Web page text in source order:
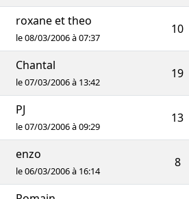
roxane et theo
le 08/03/2006 à 07:37
10
Chantal
le 07/03/2006 à 13:42
19
PJ
le 07/03/2006 à 09:29
13
enzo
le 06/03/2006 à 16:14
8